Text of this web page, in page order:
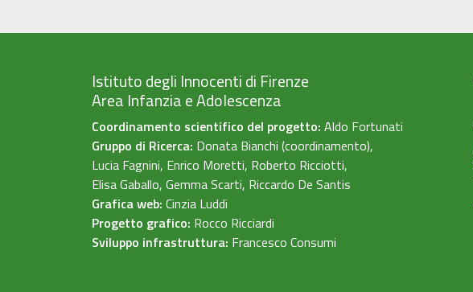
Istituto degli Innocenti di Firenze
Area Infanzia e Adolescenza
Coordinamento scientifico del progetto: Aldo Fortunati
Gruppo di Ricerca: Donata Bianchi (coordinamento),
Lucia Fagnini, Enrico Moretti, Roberto Ricciotti,
Elisa Gaballo, Gemma Scarti, Riccardo De Santis
Grafica web: Cinzia Luddi
Progetto grafico: Rocco Ricciardi
Sviluppo infrastruttura: Francesco Consumi